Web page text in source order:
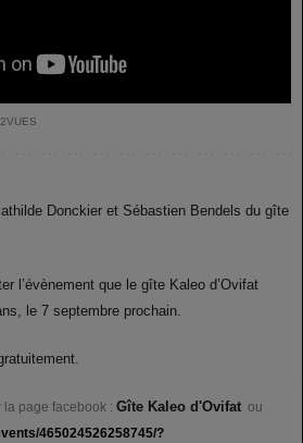
Donckier et Sébastien Bendels du gîte
l’évènement que le gîte Kaleo d’Ovifat
le 7 septembre prochain.
la page facebook : Gîte Kaleo d'Ovifat ou
465024526258745/?